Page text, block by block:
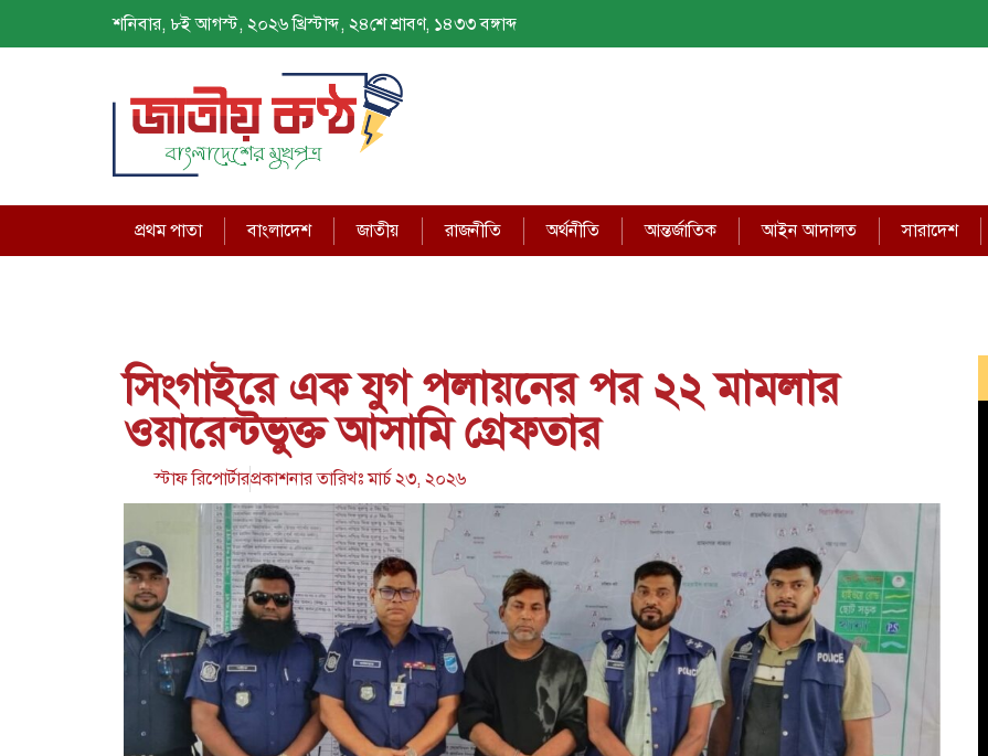
শনিবার, ৮ই আগস্ট, ২০২৬ খ্রিস্টাব্দ, ২৪শে শ্রাবণ, ১৪৩৩ বঙ্গাব্দ
প্রথম পাতা বাংলাদেশ জাতীয় রাজনীতি অর্থনীতি আন্তর্জাতিক আইন আদালত সারাদেশ
সিংগাইরে এক যুগ পলায়নের পর ২২ মামলার
ওয়ারেন্টভুক্ত আসামি গ্রেফতার
স্টাফ রিপোর্টারপ্রকাশনার তারিখঃমার্চ ২৩, ২০২৬